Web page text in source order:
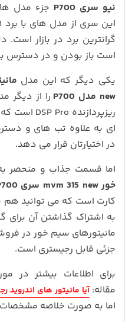
نیو سری P700
جزء مدل
گرانترین برد در بازار است.
است باز بودن و در دسترس
یکی دیگر که این مدل
new مدل P700
را از دیگر
ای به علاوه تب های و
در اختیارتان قرار می دهد.
اما قسمت جذاب و منحصر
خور mvm 315 new سری P700
کارت است که می توانید هم
به اشتراک گذاشتن آن
مانیتورهای سیم خور در
جزئی قابل رجیستری است.
برای اطلاعات بیشتر در
مقاله:آیا مانیتور های
اما به صورت خلاصه مشخصات